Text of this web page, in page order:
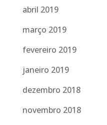
abril 2019
março 2019
fevereiro 2019
janeiro 2019
dezembro 2018
novembro 2018